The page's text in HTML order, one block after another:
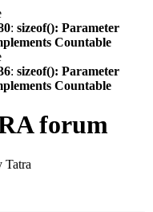
: sizeof(): Parameter
Countable
: sizeof(): Parameter
Countable
forum
Tatra